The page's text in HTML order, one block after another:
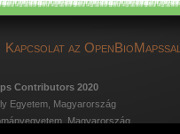
Kapcsolat az OpenBioMapssal
Contributors 2020
Egyetem, Magyarország
Magyarország